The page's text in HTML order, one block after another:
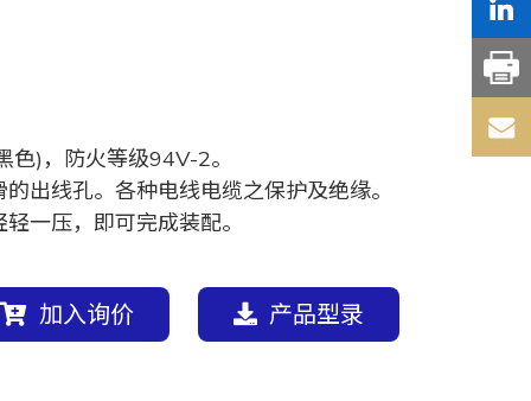
)，防火等级94V-2。
出线孔。各种电线电缆之保护及绝缘。
一压，即可完成装配。
加入询价 产品型录